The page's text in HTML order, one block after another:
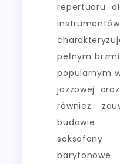
repertuaru
pełnym
popularnym
jazzowej
również
budowie